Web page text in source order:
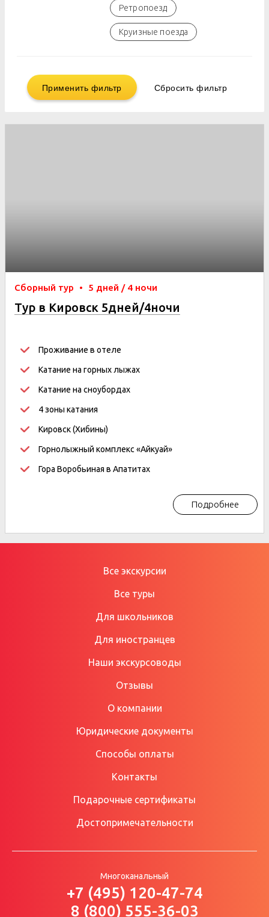
Ретропоезд
Круизные поезда
Применить фильтр Сбросить фильтр
Сборный тур • 5 дней / 4 ночи
Тур в Кировск 5дней/4ночи
Проживание в отеле
Катание на горных лыжах
Катание на сноубордах
4 зоны катания
Кировск (Хибины)
Горнолыжный комплекс «Айкуай»
Гора Воробьиная в Апатитах
Подробнее
Все экскурсии
Все туры
Для школьников
Для иностранцев
Наши экскурсоводы
Отзывы
О компании
Юридические документы
Способы оплаты
Контакты
Подарочные сертификаты
Достопримечательности
Многоканальный
+7 (495) 120-47-74
8 (800) 555-36-03